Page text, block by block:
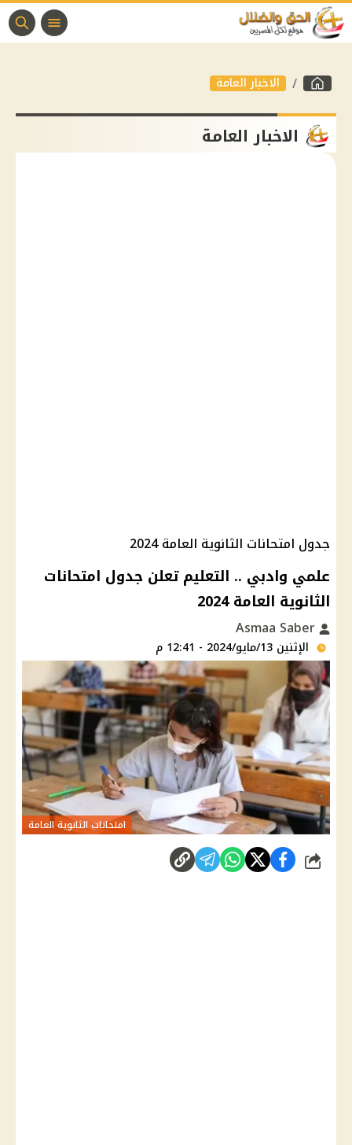
الاخبار العامة
الاخبار العامة
جدول امتحانات الثانوية العامة 2024
علمي وادبي .. التعليم تعلن جدول امتحانات
الثانوية العامة 2024
الإثنين 13/مايو/2024 - 12:41 م
امتحانات الثانوية العامة
شارك